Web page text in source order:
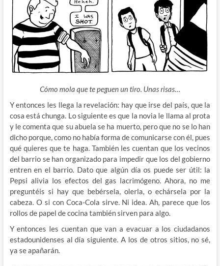
Cómo mola que te peguen un tiro. Unas risas…
Y entonces les llega la revelación: hay que irse del país, que la
cosa está chunga. Lo siguiente es que la novia le llama al prota
y le comenta que su abuela se ha muerto, pero que no se lo han
dicho porque, como no había forma de comunicarse con él, pues
qué quieres que te haga. También les cuentan que los vecinos
del barrio se han organizado para impedir que los del gobierno
entren en el barrio. Dato que algún día os puede ser útil: la
Pepsi alivia los efectos del gas lacrimógeno. Ahora, no me
preguntéis si hay que bebérsela, olerla, o echársela por la
cabeza. O si con Coca-Cola sirve. Ni idea. Ah, parece que los
rollos de papel de cocina también sirven para algo.
Y entonces les cuentan que van a evacuar a los ciudadanos
estadounidenses al día siguiente. A los de otros sitios, no sé,
ya se apañarán.